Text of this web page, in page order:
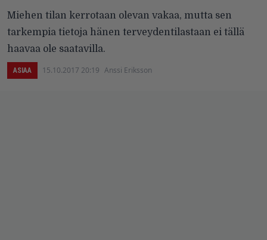
Miehen tilan kerrotaan olevan vakaa, mutta sen
tarkempia tietoja hänen terveydentilastaan ei tällä
haavaa ole saatavilla.
ASIAA 15.10.2017 20:19 Anssi Eriksson